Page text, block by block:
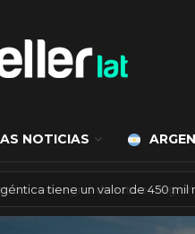
NOTICIAS
de IA agéntica tiene un